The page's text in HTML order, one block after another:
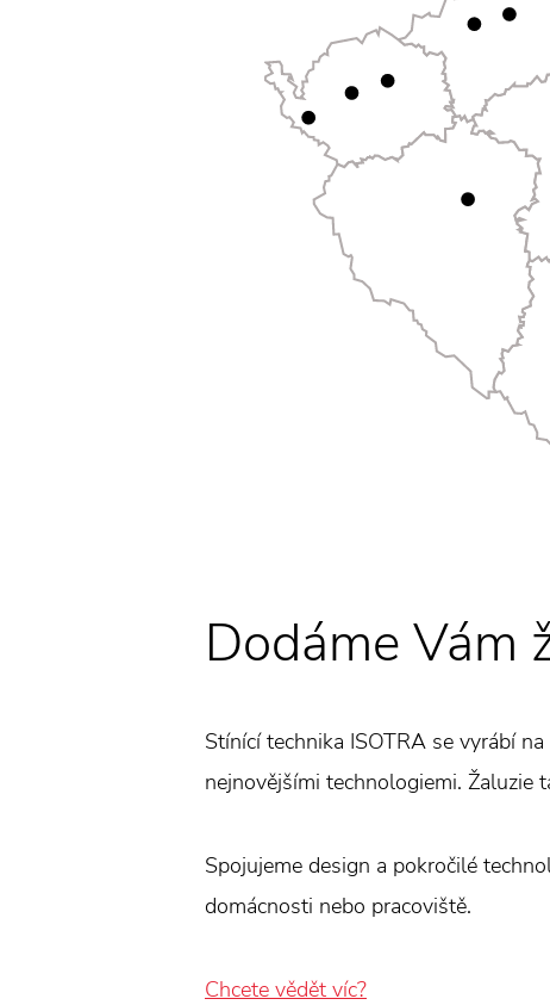
Dodáme Vám
Stínící technika ISOTRA se vyrábí
nejnovějšími technologiemi. Žaluzie
Spojujeme design a pokročilé
domácnosti nebo pracoviště.
Chcete vědět víc?